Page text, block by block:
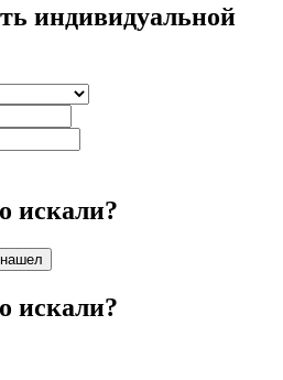
индивидуальной
искали?
искали?